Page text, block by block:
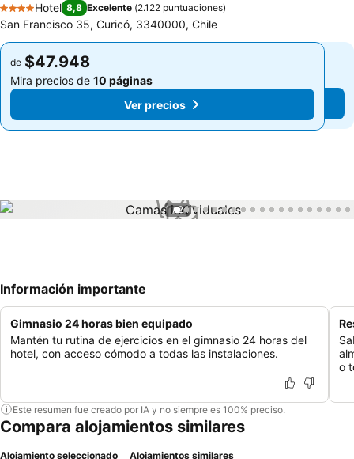
4 Estrellas
Hotel 8,8 Excelente (2.122 puntuaciones)
San Francisco 35, Curicó, 3340000, Chile
de $47.948
Mira precios de 10 páginas
Ver precios
de $47.948
Mira precios de 10 páginas
Ver precios
1 / 24
Información importante
Gimnasio 24 horas bien equipado
Mantén tu rutina de ejercicios en el gimnasio 24 horas del
hotel, con acceso cómodo a todas las instalaciones.
o
Este resumen fue creado por IA y no siempre es 100% preciso.
Compara alojamientos similares
Alojamiento seleccionado Alojamientos similares